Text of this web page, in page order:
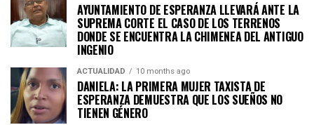
AYUNTAMIENTO DE ESPERANZA LLEVARÁ ANTE LA
SUPREMA CORTE EL CASO DE LOS TERRENOS
DONDE SE ENCUENTRA LA CHIMENEA DEL ANTIGUO
INGENIO
ACTUALIDAD 10 months ago
DANIELA: LA PRIMERA MUJER TAXISTA DE
ESPERANZA DEMUESTRA QUE LOS SUEÑOS NO
TIENEN GÉNERO